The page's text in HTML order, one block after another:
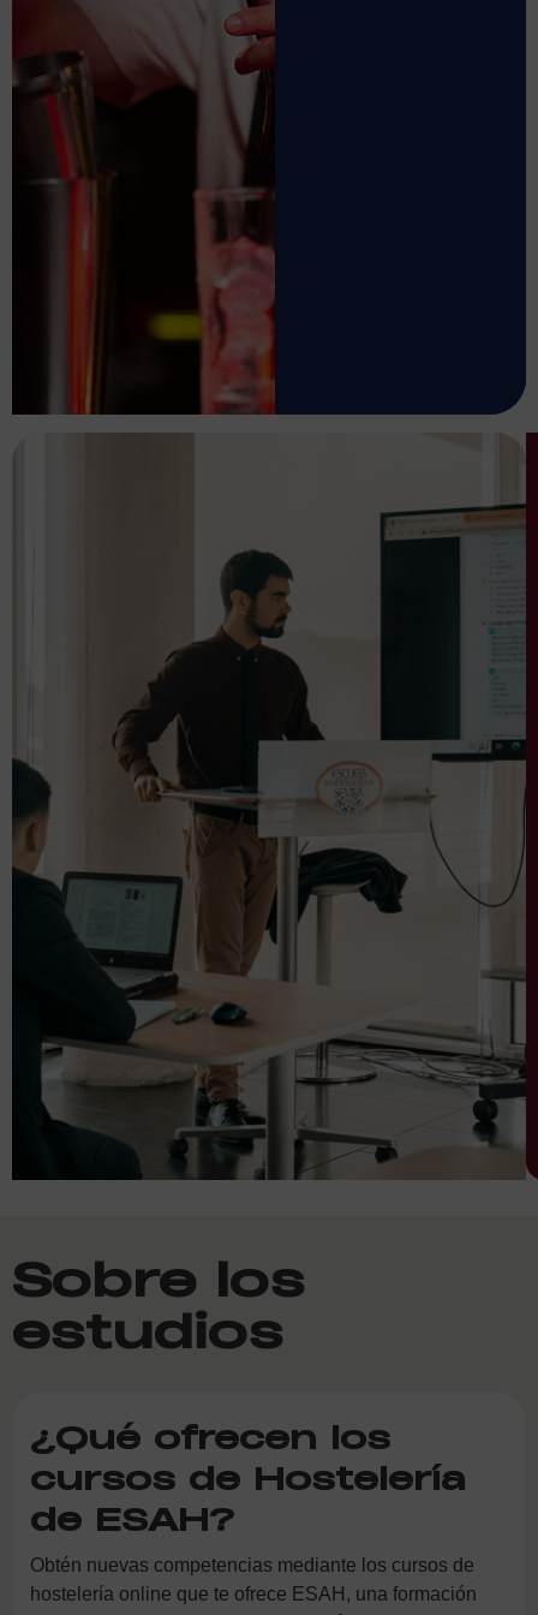
Sobre los
estudios
¿Qué ofrecen los
cursos de Hostelería
de ESAH?
Obtén nuevas competencias mediante los cursos de
hostelería online que te ofrece ESAH, una formación